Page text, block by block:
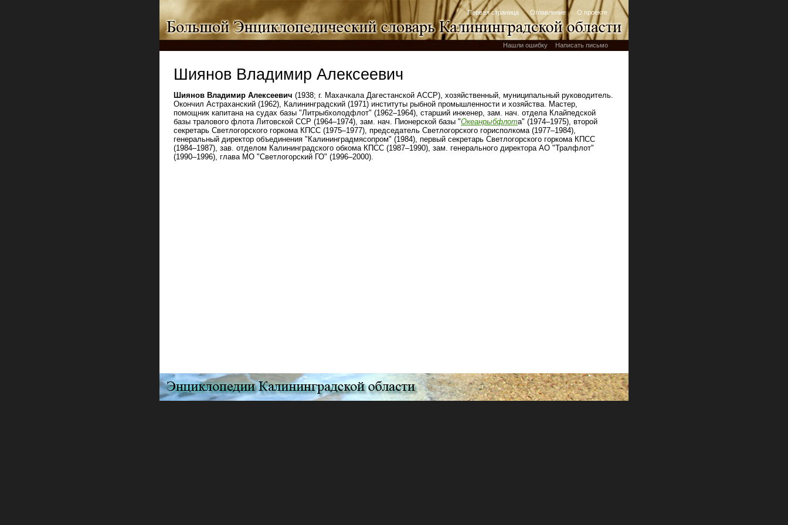
Первая страница Оглавление О проекте
Нашли ошибку Написать письмо
Шиянов Владимир Алексеевич
Шиянов Владимир Алексеевич (1938; г. Махачкала Дагестанской АССР), хозяйственный, муниципальный руководитель.
Окончил Астраханский (1962), Калининградский (1971) институты рыбной промышленности и хозяйства. Мастер,
помощник капитана на судах базы "Литрыбхолодфлот" (1962–1964), старший инженер, зам. нач. отдела Клайпедской
базы тралового флота Литовской ССР (1964–1974), зам. нач. Пионерской базы "Океанрыбфлота" (1974–1975), второй
секретарь Светлогорского горкома КПСС (1975–1977), председатель Светлогорского горисполкома (1977–1984),
генеральный директор объединения "Калининградмясопром" (1984), первый секретарь Светлогорского горкома КПСС
(1984–1987), зав. отделом Калининградского обкома КПСС (1987–1990), зам. генерального директора АО "Тралфлот"
(1990–1996), глава МО "Светлогорский ГО" (1996–2000).